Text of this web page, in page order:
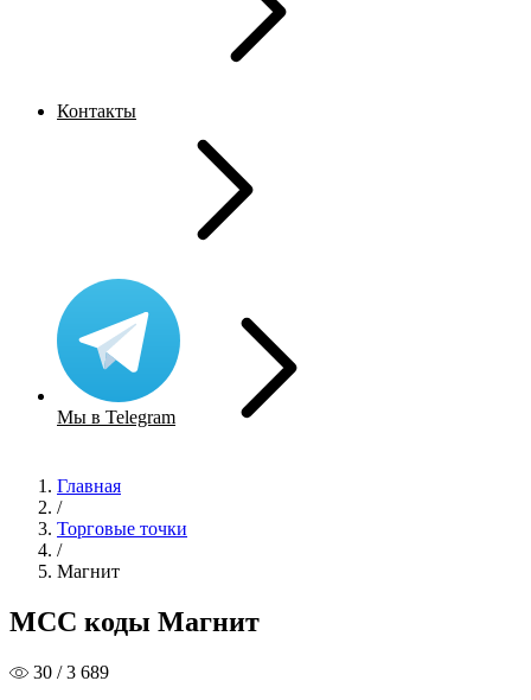
Контакты
Мы в Telegram
Главная
/
Торговые точки
/
Магнит
MCC коды Магнит
30 / 3 689